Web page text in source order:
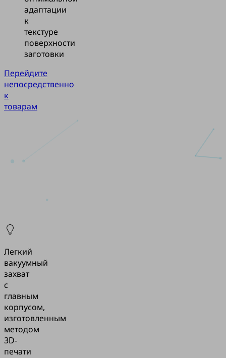
адаптации
к
текстуре
поверхности
заготовки
Перейдите
непосредственно
к
товарам
Легкий
вакуумный
захват
с
главным
корпусом,
изготовленным
методом
3D-
печати